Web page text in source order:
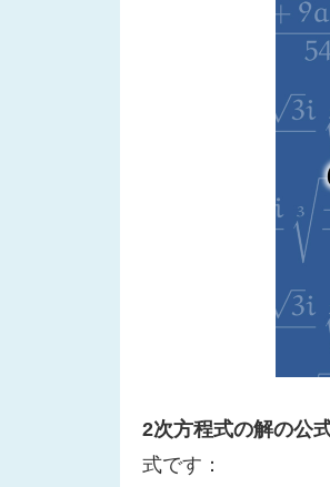
2次方程式の解の公
式です：